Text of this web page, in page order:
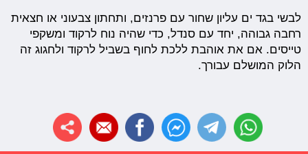
לבשי בגד ים עליון שחור עם פרנזים, ותחתון צבעוני או חצאית
רחבה גבוהה, יחד עם סנדל, כדי שהיה נוח לרקוד ומשקפי
טייסים. אם את אוהבת ללכת לחוף בשביל לרקוד ולחגוג זה
הלוק המושלם עבורך.